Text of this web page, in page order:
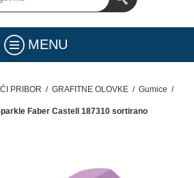
MENU
PRIBOR / GRAFITNE OLOVKE / Gumice /
Faber Castell 187310 sortirano